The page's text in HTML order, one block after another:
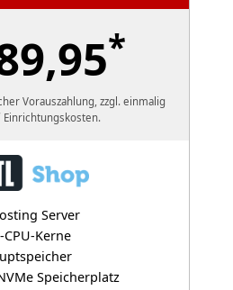
*
Vorauszahlung, zzgl. einmalig
Einrichtungskosten.
Server
Kerne
Speicherplatz